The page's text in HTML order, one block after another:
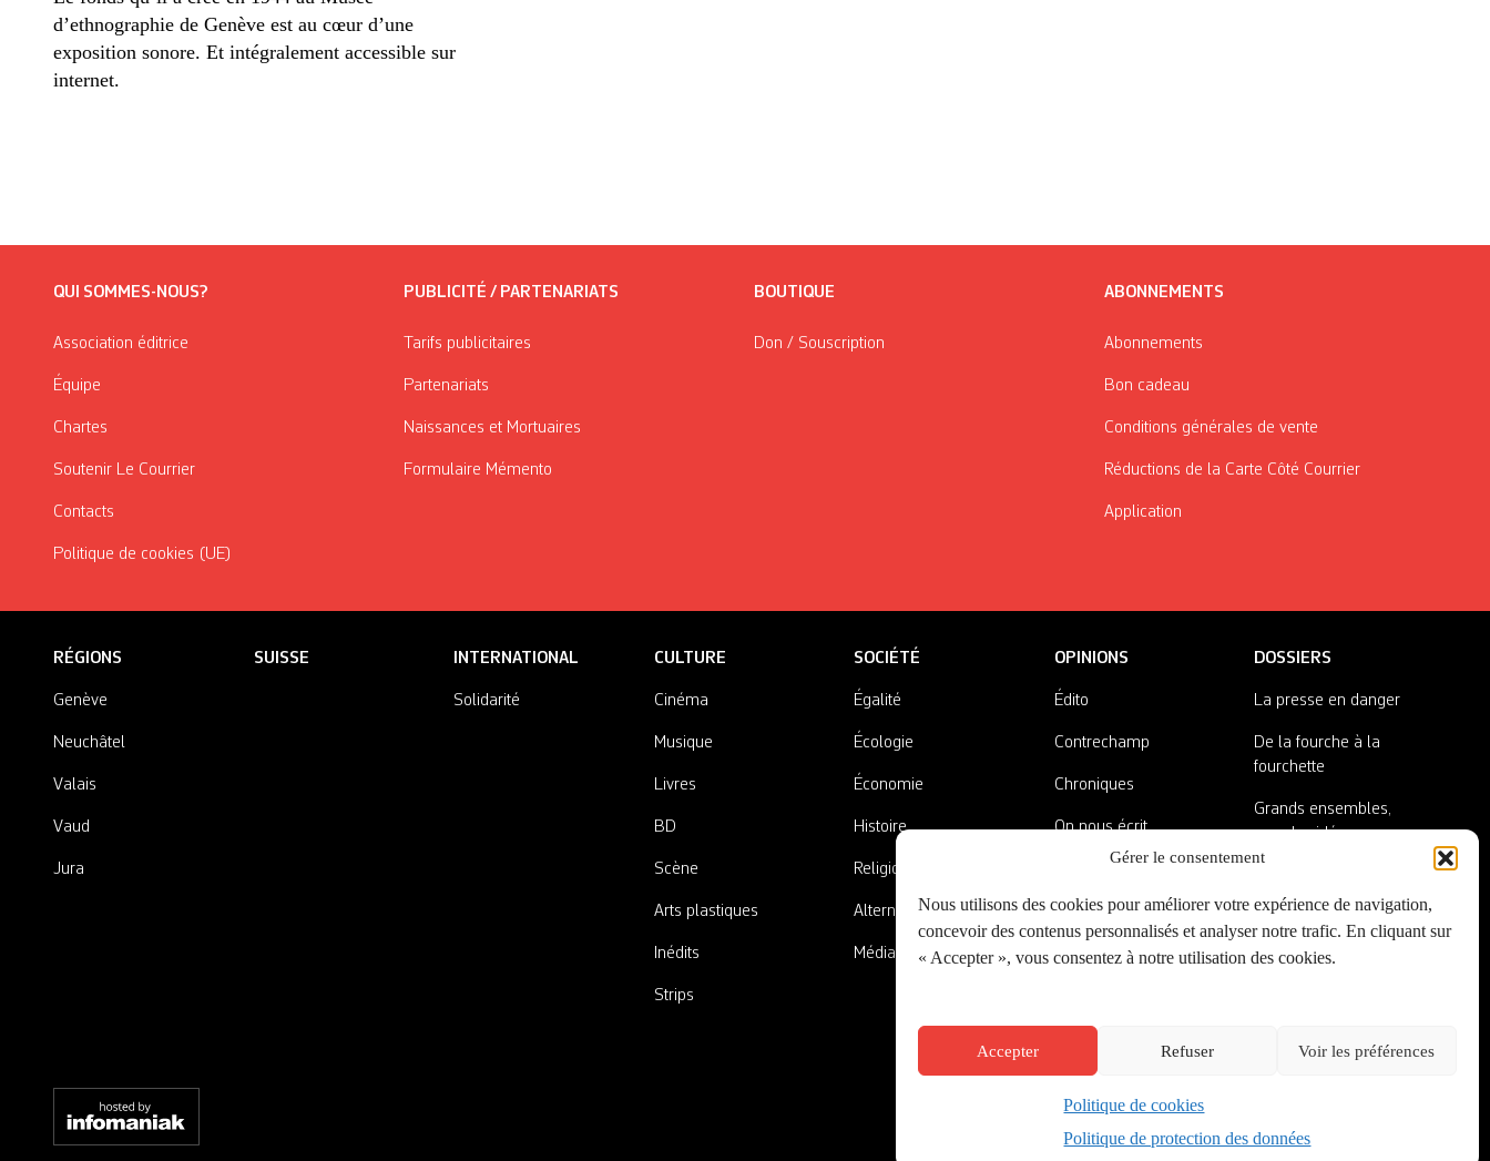
Gérer le consentement
Nous utilisons des cookies pour améliorer votre expérience de navigation,
concevoir des contenus personnalisés et analyser notre trafic. En cliquant sur
« Accepter », vous consentez à notre utilisation des cookies.
Accepter Refuser Voir les préférences
Politique de cookies
Politique de protection des données
d’ethnographie de Genève est au cœur d’une
exposition sonore. Et intégralement accessible sur
internet.
QUI SOMMES-NOUS?
Association éditrice
Équipe
Chartes
Soutenir Le Courrier
Contacts
Politique de cookies (UE)
PUBLICITÉ / PARTENARIATS
Tarifs publicitaires
Partenariats
Naissances et Mortuaires
Formulaire Mémento
BOUTIQUE
Don / Souscription
ABONNEMENTS
Abonnements
Bon cadeau
Conditions générales de vente
Réductions de la Carte Côté Courrier
Application
RÉGIONS
Genève
Neuchâtel
Valais
Vaud
Jura
SUISSE INTERNATIONAL
Solidarité
CULTURE
Cinéma
Musique
Livres
BD
Scène
Arts plastiques
Inédits
Strips
SOCIÉTÉ
Égalité
Écologie
Économie
Histoire
Religions
Alternatives
Médias
OPINIONS
Édito
Contrechamp
Chroniques
On nous écrit
A côté de la plaque
DOSSIERS
La presse en danger
De la fourche à la
fourchette
Grands ensembles,
grandes idées
Créé par